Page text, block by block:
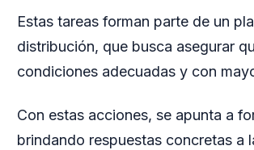
Estas tareas forman parte de un
distribución, que busca asegurar
condiciones adecuadas y con
Con estas acciones, se apunta a
brindando respuestas concretas a